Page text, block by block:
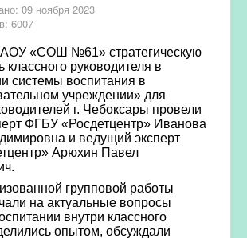
09 ноября 2023
6007
«СОШ №61» стратегическую
классного руководителя в
системы воспитания в
учреждении» для
г. Чебоксары провели
ФГБУ «Росдетцентр» Иванова
и ведущий эксперт
Арюхин Павел
групповой работы
на актуальные вопросы
внутри классного
опытом, обсуждали